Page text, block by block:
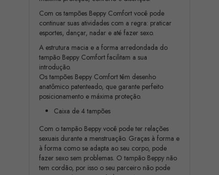
Com os tampões Beppy Comfort você pode
continuar suas atividades com a regra: praticar
esportes, dançar, nadar e até fazer sexo.
A estrutura macia e a forma arredondada do
tampão Beppy Comfort facilitam a sua
introdução.
Os tampões Beppy Comfort têm desenho
anatômico patenteado, que garante perfeito
posicionamento e máxima proteção.
Caixa de 4 tampões
Com o tampão Beppy você pode ter relações
sexuais durante a menstruação. Graças à forma e
à forma como se adapta ao seu corpo, pode
fazer sexo sem problemas. O tampão Beppy não
tem cordão, por isso o seu parceiro não pode